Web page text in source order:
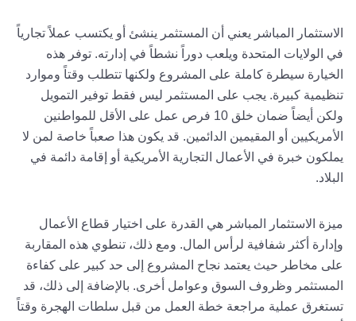
الاستثمار المباشر يعني أن المستثمر ينشئ أو يكتسب عملاً تجارياً
في الولايات المتحدة ويلعب دوراً نشطاً في إدارته. توفر هذه
الخيارة سيطرة كاملة على المشروع ولكنها تتطلب وقتاً وموارد
تنظيمية كبيرة. يجب على المستثمر ليس فقط توفير التمويل
ولكن أيضاً ضمان خلق 10 فرص عمل على الأقل للمواطنين
الأمريكيين أو المقيمين الدائمين. قد يكون هذا صعباً خاصة لمن لا
يملكون خبرة في الأعمال التجارية الأمريكية أو إقامة دائمة في
البلاد.
ميزة الاستثمار المباشر هي القدرة على اختيار قطاع الأعمال
وإدارة أكثر شفافية لرأس المال. ومع ذلك، تنطوي هذه المقاربة
على مخاطر حيث يعتمد نجاح المشروع إلى حد كبير على كفاءة
المستثمر وظروف السوق وعوامل أخرى. بالإضافة إلى ذلك، قد
تستغرق عملية مراجعة خطة العمل من قبل سلطات الهجرة وقتاً